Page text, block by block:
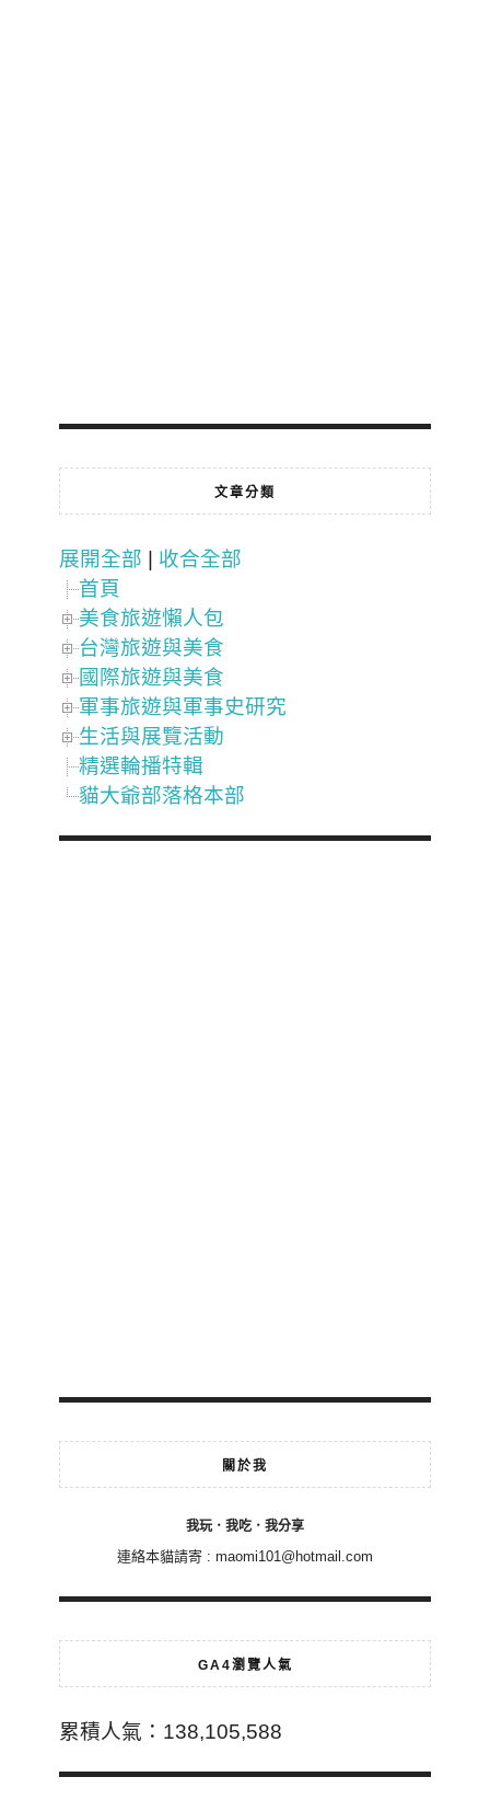
文章分類
展開全部
收合全部
首頁
美食旅遊懶人包
台灣旅遊與美食
國際旅遊與美食
軍事旅遊與軍事史研究
生活與展覽活動
精選輪播特輯
貓大爺部落格本部
關於我
我玩．我吃．我分享
連絡本貓請寄 : maomi101@hotmail.com
GA4瀏覽人氣
累積人氣：138,105,588